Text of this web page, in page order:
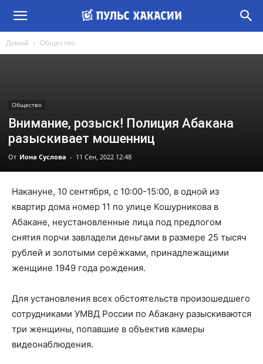
Домой Общество
Общество
Внимание, розыск! Полиция Абакана
разыскивает мошенниц
От Иона Суслова - 11 Сен, 2022 12:48
Накануне, 10 сентября, с 10:00-15:00, в одной из
квартир дома номер 11 по улице Кошурникова в
Абакане, неустановленные лица под предлогом
снятия порчи завладели деньгами в размере 25 тысяч
рублей и золотыми серёжками, принадлежащими
женщине 1949 года рождения.
Для установления всех обстоятельств произошедшего
сотрудниками УМВД России по Абакану разыскиваются
три женщины, попавшие в объектив камеры
видеонаблюдения.